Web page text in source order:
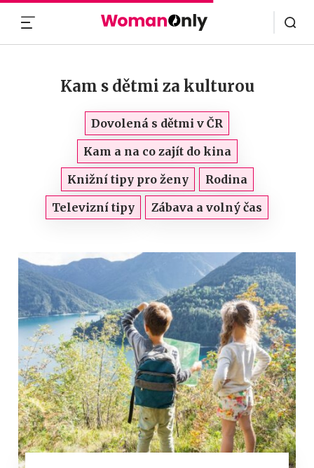
Kam s dětmi za kulturou
Dovolená s dětmi v ČR
Kam a na co zajít do kina
Knižní tipy pro ženy
Rodina
Televizní tipy
Zábava a volný čas